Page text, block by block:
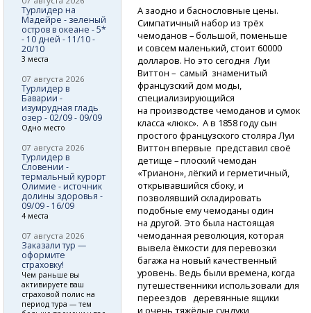
А заодно и баснословные цены.
Симпатичный набор из трёх
чемоданов – большой, поменьше
и совсем маленький, стоит 60000
долларов. Но это сегодня Луи
Виттон – самый знаменитый
французский дом моды,
специализирующийся
на производстве чемоданов и сумок
класса «люкс». А в 1858 году сын
простого французского столяра Луи
Виттон впервые представил своё
детище – плоский чемодан
«Трианон», лёгкий и герметичный,
открывавшийся сбоку, и
позволявший складировать
подобные ему чемоданы один
на другой. Это была настоящая
чемоданная революция, которая
вывела ёмкости для перевозки
багажа на новый качественный
уровень. Ведь были времена, когда
путешественники использовали для
переездов деревянные ящики
и очень тяжёлые сундуки,
Турлидер на
Мадейре - зеленый
остров в океане - 5*
- 10 дней - 11/10 -
20/10
3 места
07 августа 2026
Турлидер в
Баварии -
изумрудная гладь
озер - 02/09 - 09/09
Одно место
07 августа 2026
Турлидер в
Словении -
термальный курорт
Олимие - источник
долины здоровья -
09/09 - 16/09
4 места
07 августа 2026
Заказали тур —
оформите
страховку!
Чем раньше вы
активируете ваш
страховой полис на
период тура — тем